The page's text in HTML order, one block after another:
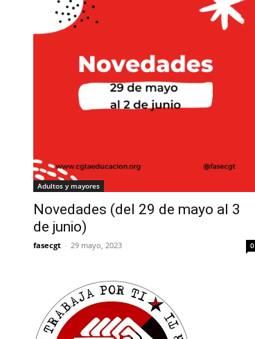
Adultos y mayores
Novedades (del 29 de mayo al 3
de junio)
fasecgt - 29 mayo, 2023 0